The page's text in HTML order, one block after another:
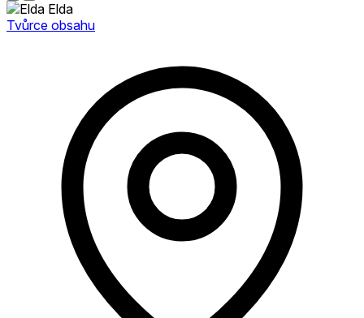
Elda
Tvůrce obsahu